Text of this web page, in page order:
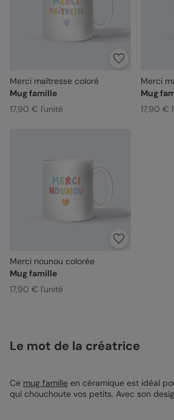
Merci maîtresse coloré
Mug famille
17,90 € l'unité
Merci
Mug
17,90 €
Merci nounou colorée
Mug famille
17,90 € l'unité
Le mot de la créatrice
Ce mug famille en céramique est idéal
qui chouchoute vos petits. Avec son